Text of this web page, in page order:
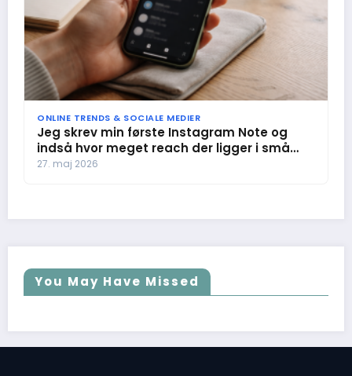
ONLINE TRENDS & SOCIALE MEDIER
Jeg skrev min første Instagram Note og
indså hvor meget reach der ligger i små
sætninger
27. maj 2026
You May Have Missed